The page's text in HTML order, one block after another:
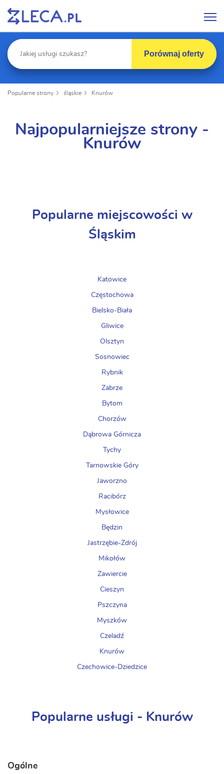
Porównaj oferty
Popularne strony śląskie Knurów
Najpopularniejsze strony -
Knurów
Popularne miejscowości w
Śląskim
Katowice
Częstochowa
Bielsko-Biała
Gliwice
Olsztyn
Sosnowiec
Rybnik
Zabrze
Bytom
Chorzów
Dąbrowa Górnicza
Tychy
Tarnowskie Góry
Jaworzno
Racibórz
Mysłowice
Będzin
Jastrzębie-Zdrój
Mikołów
Zawiercie
Cieszyn
Pszczyna
Myszków
Czeladź
Knurów
Czechowice-Dziedzice
Popularne usługi - Knurów
Ogólne